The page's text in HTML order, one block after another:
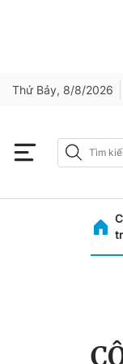
Thứ Bảy, 8/8/2026